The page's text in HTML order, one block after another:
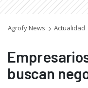
Agrofy News Actualidad
buscan